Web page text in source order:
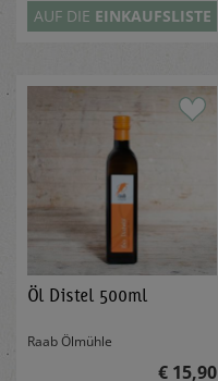
AUF DIE EINKAUFSLISTE
Öl Distel 500ml
Raab Ölmühle
€ 15,90